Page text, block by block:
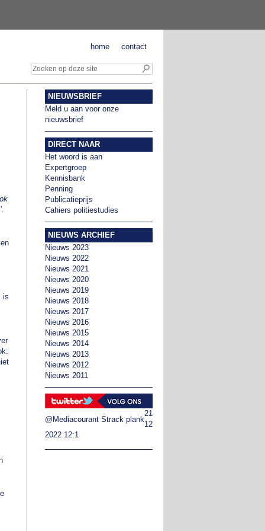
contact
home
is
NIEUWSBRIEF
Meld u aan voor onze
nieuwsbrief
DIRECT NAAR
Het woord is aan
Expertgroep
Kennisbank
Penning
Publicatieprijs
Cahiers politiestudies
NIEUWS ARCHIEF
Nieuws 2023
Nieuws 2022
Nieuws 2021
Nieuws 2020
Nieuws 2019
Nieuws 2018
Nieuws 2017
Nieuws 2016
Nieuws 2015
Nieuws 2014
Nieuws 2013
Nieuws 2012
Nieuws 2011
@Mediacourant Strack plank
21
12
2022 12:1